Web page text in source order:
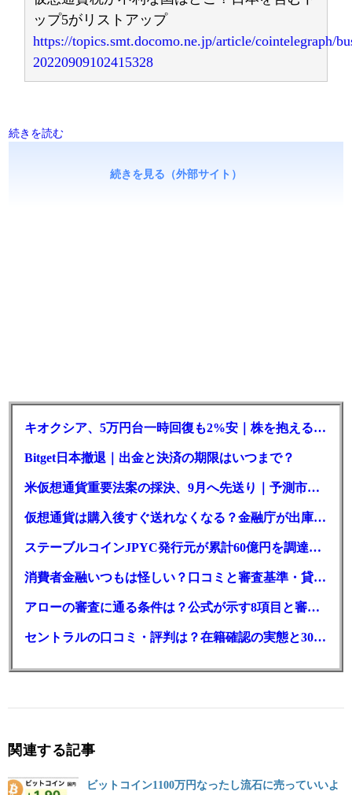
ップ5がリストアップ
https://topics.smt.docomo.ne.jp/article/cointelegraph/
20220909102415328
続きを読む
続きを見る（外部サイト）
キオクシア、5万円台一時回復も2%安｜株を抱える東芝は純利益30倍
Bitget日本撤退｜出金と決済の期限はいつまで？
米仮想通貨重要法案の採決、9月へ先送り｜予測市場の成立確率は14%に
仮想通貨は購入後すぐ送れなくなる？金融庁が出庫制限を要請
ステーブルコインJPYC発行元が累計60億円を調達、物流大手も出資参画
消費者金融いつもは怪しい？口コミと審査基準・貸付条件を調査
アローの審査に通る条件は？公式が示す8項目と審査時間
セントラルの口コミ・評判は？在籍確認の実態と30日金利0円の落とし穴
関連する記事
ビットコイン1100万円なったし流石に売っていいよ